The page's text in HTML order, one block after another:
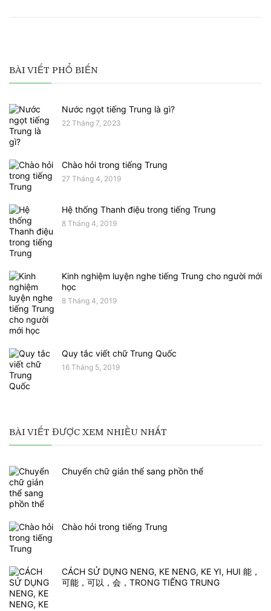
BÀI VIẾT PHỔ BIẾN
Nước ngọt tiếng Trung là gì?
22 Tháng 7, 2023
Chào hỏi trong tiếng Trung
27 Tháng 4, 2019
Hệ thống Thanh điệu trong tiếng Trung
8 Tháng 4, 2019
Kinh nghiệm luyện nghe tiếng Trung cho người mới
học
8 Tháng 4, 2019
Quy tắc viết chữ Trung Quốc
16 Tháng 5, 2019
BÀI VIẾT ĐƯỢC XEM NHIỀU NHẤT
Chuyển chữ giản thể sang phồn thể
Chào hỏi trong tiếng Trung
CÁCH SỬ DỤNG NENG, KE NENG, KE YI, HUI 能，
可能，可以，会，TRONG TIẾNG TRUNG